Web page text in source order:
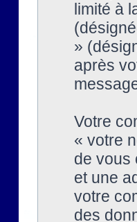
limité à
»
après
Votre
« votre
de vous
et une
votre
des